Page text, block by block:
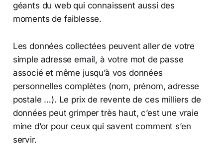
géants du web qui connaissent aussi des
moments de faiblesse.
Les données collectées peuvent aller de votre
simple adresse email, à votre mot de passe
associé et même jusqu’à vos données
personnelles complètes (nom, prénom, adresse
postale …). Le prix de revente de ces milliers de
données peut grimper très haut, c’est une vraie
mine d’or pour ceux qui savent comment s’en
servir.